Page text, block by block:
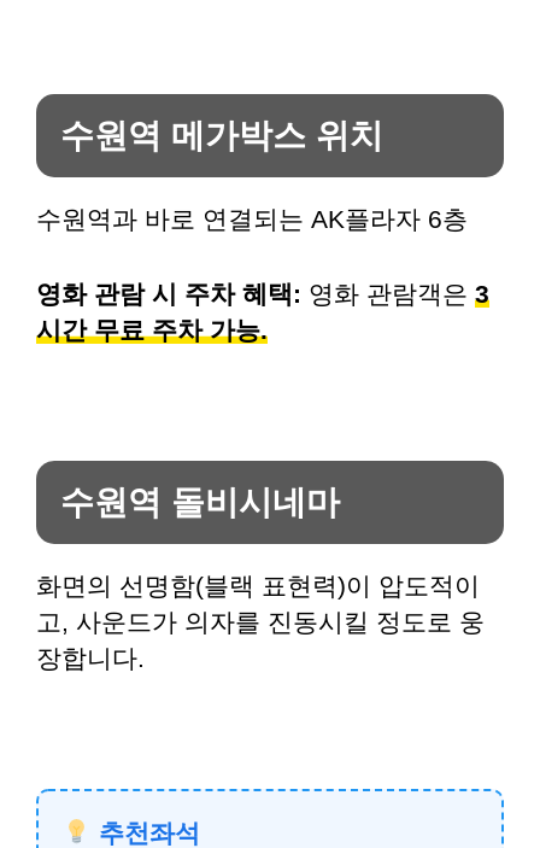
수원역 메가박스 위치
수원역과 바로 연결되는 AK플라자 6층
영화 관람 시 주차 혜택: 영화 관람객은 3
시간 무료 주차 가능.
수원역 돌비시네마
화면의 선명함(블랙 표현력)이 압도적이
고, 사운드가 의자를 진동시킬 정도로 웅
장합니다.
추천좌석